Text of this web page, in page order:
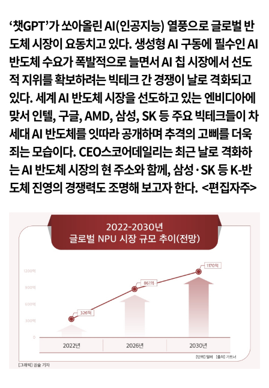
‘챗GPT’가 쏘아올린 AI(인공지능) 열풍으로 글로벌 반
도체 시장이 요동치고 있다. 생성형 AI 구동에 필수인 AI
반도체 수요가 폭발적으로 늘면서 AI 칩 시장에서 선도
적 지위를 확보하려는 빅테크 간 경쟁이 날로 격화되고
있다. 세계 AI 반도체 시장을 선도하고 있는 엔비디아에
맞서 인텔, 구글, AMD, 삼성, SK 등 주요 빅테크들이 차
세대 AI 반도체를 잇따라 공개하며 추격의 고삐를 더욱
죄는 모습이다. CEO스코어데일리는 최근 날로 격화하
는 AI 반도체 시장의 현 주소와 함께, 삼성·SK 등 K-반
도체 진영의 경쟁력도 조명해 보고자 한다. <편집자주>